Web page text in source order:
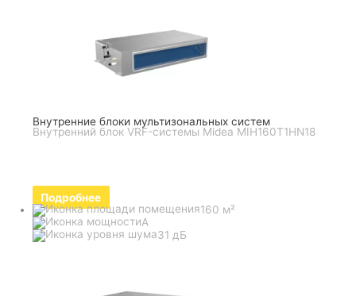
Внутренние блоки мультизональных систем
Внутренний блок VRF-системы Midea MIH160T1HN18
Подробнее
160 м²
A
31 дБ